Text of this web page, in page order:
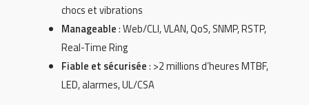
chocs et vibrations
Manageable: Web/CLI, VLAN, QoS, SNMP, RSTP,
Real-Time Ring
Fiable et sécurisée: >2 millions d’heures MTBF,
LED, alarmes, UL/CSA